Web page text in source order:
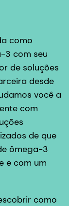
como
3 com seu
de soluções
desde
você a
com
de que
ômega-3
e com um
como